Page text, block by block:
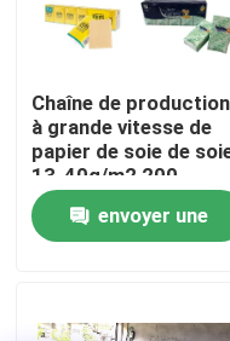
Nous contacter
Nouvelles
Demandez un devis
Chaîne de
Chaîne de production
à grande vitesse de
papier de soie de
13-40g/m2 200-
800m/min
envoyer une